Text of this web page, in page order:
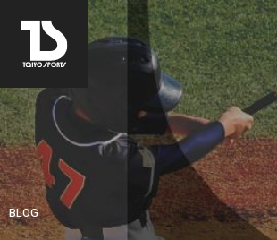
BLOG